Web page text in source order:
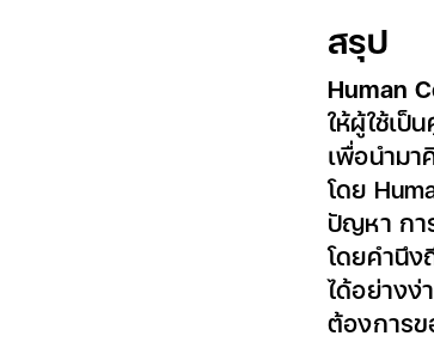
สรุป
Human
ให้ผู้ใช้เป็
เพื่อนำม
โดย
ปัญหา กา
โดยคำนึง
ได้อย่าง
ต้องการข